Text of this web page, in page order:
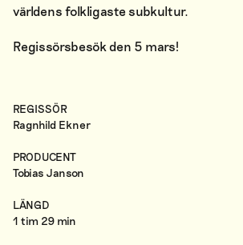
världens folkligaste subkultur.
Regissörsbesök den 5 mars!
REGISSÖR
Ragnhild Ekner
PRODUCENT
Tobias Janson
LÄNGD
1 tim 29 min